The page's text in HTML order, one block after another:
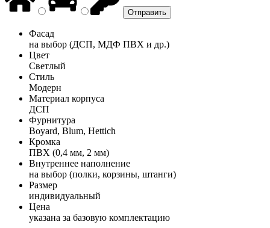
Фасад
на выбор (ДСП, МДФ ПВХ и др.)
Цвет
Светлый
Стиль
Модерн
Материал корпуса
ДСП
Фурнитура
Boyard, Blum, Hettich
Кромка
ПВХ (0,4 мм, 2 мм)
Внутреннее наполнение
на выбор (полки, корзины, штанги)
Размер
индивидуальный
Цена
указана за базовую комплектацию